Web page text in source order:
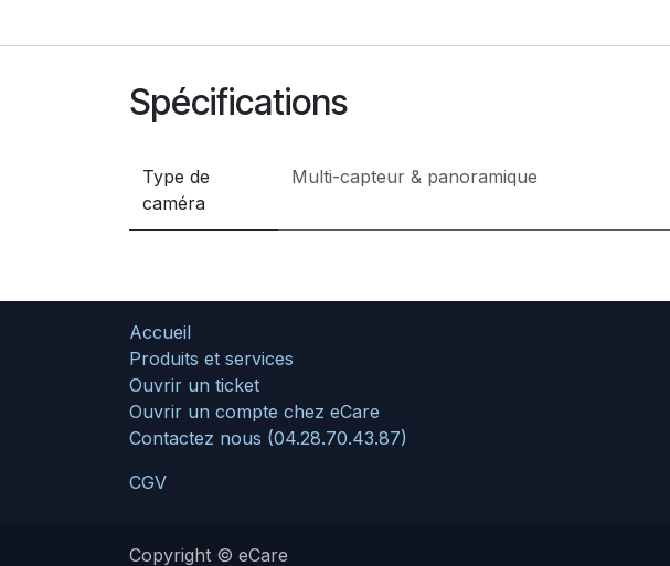
Spécifications
Type de
caméra
Multi-capteur & panoramique
Accueil
Produits et services
Ouvrir un ticket
Ouvrir un compte chez eCare
Contactez nous (04.28.70.43.87)
CGV
Copyright © eCare